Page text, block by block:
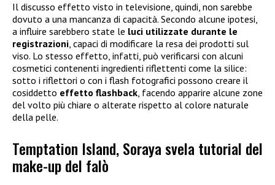
Il discusso effetto visto in televisione, quindi, non sarebbe
dovuto a una mancanza di capacità. Secondo alcune ipotesi,
a influire sarebbero state le luci utilizzate durante le
registrazioni, capaci di modificare la resa dei prodotti sul
viso. Lo stesso effetto, infatti, può verificarsi con alcuni
cosmetici contenenti ingredienti riflettenti come la silice:
sotto i riflettori o con i flash fotografici possono creare il
cosiddetto effetto flashback, facendo apparire alcune zone
del volto più chiare o alterate rispetto al colore naturale
della pelle.
Temptation Island, Soraya svela tutorial del
make-up del falò